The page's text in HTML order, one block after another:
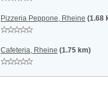
Pizzeria Peppone, Rheine (1.68
Cafeteria, Rheine (1.75 km)